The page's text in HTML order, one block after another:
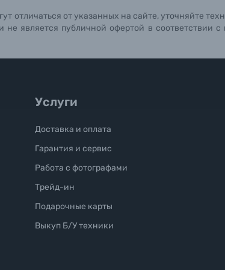
товары)
отличаться от указанных на сайте, уточняйте
не является публичной офертой в
Услуги
Доставка и оплата
Гарантия и сервис
Работа с фотографами
Трейд-ин
Подарочные карты
Выкуп Б/У техники